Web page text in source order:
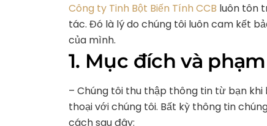
Công ty Tinh Bột Biến Tính CCB luôn tôn
tác. Đó là lý do chúng tôi luôn cam kết
của mình.
1. Mục đích và
– Chúng tôi thu thập thông tin từ bạn
thoại với chúng tôi. Bất kỳ thông tin
cách sau đây: